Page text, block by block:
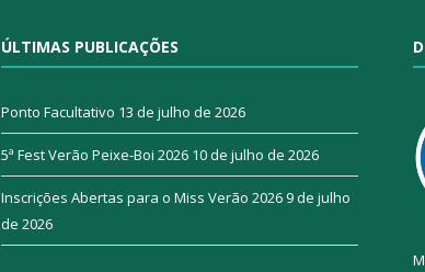
ÚLTIMAS PUBLICAÇÕES
Ponto Facultativo 13 de julho de 2026
5ª Fest Verão Peixe-Boi 2026 10 de julho de 2026
Inscrições Abertas para o Miss Verão 20269 de julho
de 2026